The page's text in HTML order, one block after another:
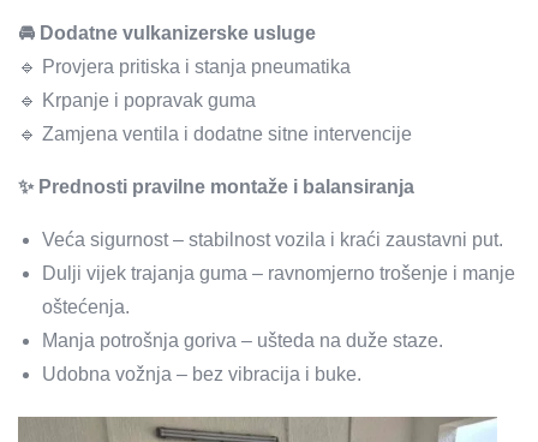
🚘 Dodatne vulkanizerske usluge
🔹 Provjera pritiska i stanja pneumatika
🔹 Krpanje i popravak guma
🔹 Zamjena ventila i dodatne sitne intervencije
✨ Prednosti pravilne montaže i balansiranja
Veća sigurnost – stabilnost vozila i kraći zaustavni put.
Dulji vijek trajanja guma – ravnomjerno trošenje i manje
oštećenja.
Manja potrošnja goriva – ušteda na duže staze.
Udobna vožnja – bez vibracija i buke.